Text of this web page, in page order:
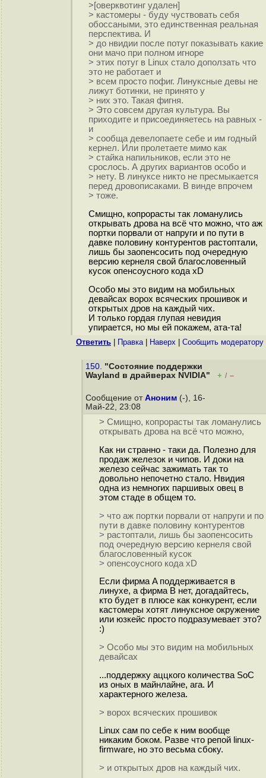
>[оверквотинг удален]
> кастомеры - буду чуствовать себя
обоссаными, это единственная реальная
перспектива. И
> до нвидии после потуг показывать какие
они мачо при полном игноре
> этих потуг в Linux стало доползать что
это не работает и
> всем просто пофиг. Линуксные девы не
лижут ботинки, не принято у
> них это. Такая фигня.
> Это совсем другая культура. Вы
приходите и присоединяетесь на равных -
и
> сообща девелопаете себе и им годный
кернел. Или пролетаете мимо как
> стайка напильников, если это не
срослось. А других вариантов особо и
> нету. В линуксе никто не пресмыкается
перед дровописаками. В винде впрочем
> тоже.
Смищно, копрорасты так ломанулись
открывать дрова на всё что можно, что аж
портки порвали от напруги и по пути в
давке половину контурентов растоптали,
лишь бы заопенсосить под очередную
версию кернеля свой благословенный
кусок опенсоусного кода xD
Особо мы это видим на мобильных
девайсах ворох всяческих прошивок и
открытых дров на каждый чих.
И только гордая глупая невидия
упирается, но мы ей покажем, ата-та!
Ответить Правка| Наверх Cообщить модератору
150. "Состояние поддержки
Wayland в драйверах NVIDIA"
+ / –
Сообщение от Аноним (-), 16-
Май-22, 23:08
> Смищно, копрорасты так ломанулись
открывать дрова на всё что можно,
Как ни странно - таки да. Полезно для
продаж железок и чипов. И доки на
железо сейчас зажимать так то
довольно непочетно стало. Нвидия
одна из немногих паршивых овец в
этом стаде в общем то.
> что аж портки порвали от напруги и по
пути в давке половину контурентов
> растоптали, лишь бы заопенсосить
под очередную версию кернеля свой
благословенный кусок
> опенсоусного кода xD
Если фирма A поддерживается в
линухе, а фирма B нет, догадайтесь,
кто будет в плюсе как конкурент, если
кастомеры хотят линуксное окружение
или юзкейс просто подразумевает это?
:)
> Особо мы это видим на мобильных
девайсах
...поддержку аццкого количества SoC
из оных в майнлайне, ага. И
характерного железа.
> ворох всяческих прошивок
Linux сам по себе к ним вообще
никаким боком. Разве что репой linux-
firmware, но это весьма сбоку.
> и открытых дров на каждый чих.